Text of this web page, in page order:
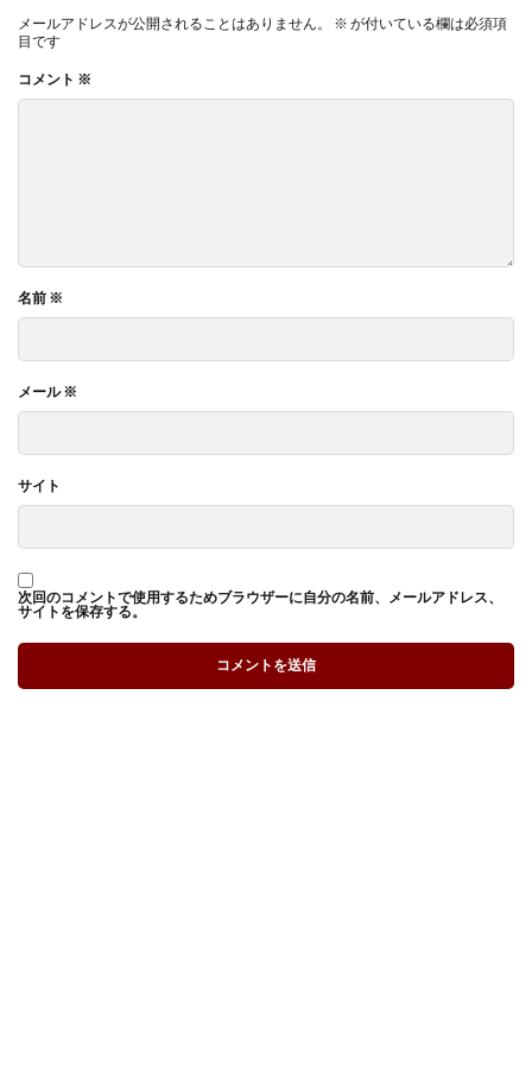
メールアドレスが公開されることはありません。 ※ が付いている欄は必須項
目です
コメント ※
名前 ※
メール※
サイト
次回のコメントで使用するためブラウザーに自分の名前、メールアドレス、
サイトを保存する。